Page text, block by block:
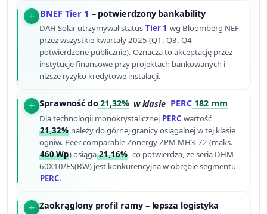
BNEF Tier 1 – potwierdzony bankability
DAH Solar utrzymywał status Tier 1 wg Bloomberg NEF
przez wszystkie kwartały 2025 (Q1, Q3, Q4
potwierdzone publicznie). Oznacza to akceptację przez
instytucje finansowe przy projektach bankowanych i
niższe ryzyko kredytowe instalacji.
Sprawność do21,32% w klasie PERC 182 mm
Dla technologii monokrystalicznej PERC wartość
21,32% należy do górnej granicy osiągalnej w tej klasie
ogniw. Peer comparable Zonergy ZPM MH3-72 (maks.
460 Wp) osiąga21,16%, co potwierdza, że seria DHM-
60X10/FS(BW) jest konkurencyjna w obrębie segmentu
PERC.
Zaokrąglony profil ramy – lepsza logistyka